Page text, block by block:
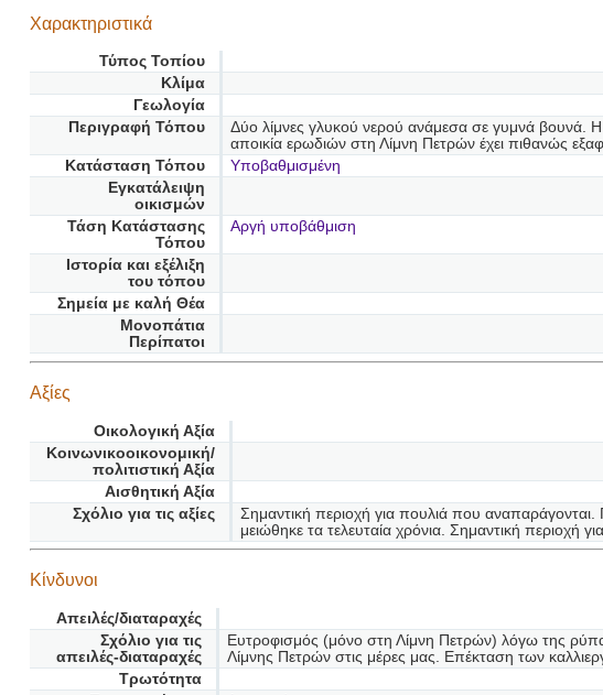
Χαρακτηριστικά
Τύπος Τοπίου
Κλίμα
Γεωλογία
Περιγραφή Τόπου
Δύο λίμνες γλυκού νερού ανάμεσα σε γυμνά βουνά. Η
αποικία ερωδιών στη Λίμνη Πετρών έχει πιθανώς
Κατάσταση Τόπου
Υποβαθμισμένη
Εγκατάλειψη
οικισμών
Τάση Κατάστασης
Τόπου
Αργή υποβάθμιση
Ιστορία και εξέλιξη
του τόπου
Σημεία με καλή Θέα
Μονοπάτια
Περίπατοι
Αξίες
Οικολογική Αξία
Κοινωνικοοικονομική/
πολιτιστική Αξία
Αισθητική Αξία
Σχόλιο για τις αξίες
Σημαντική περιοχή για πουλιά που
μειώθηκε τα τελευταία χρόνια. Σημαντική περιοχή
Κίνδυνοι
Απειλές/διαταραχές
Σχόλιο για τις
απειλές-διαταραχές
Ευτροφισμός (μόνο στη Λίμνη Πετρών) λόγω της
Λίμνης Πετρών στις μέρες μας. Επέκταση των
Τρωτότητα